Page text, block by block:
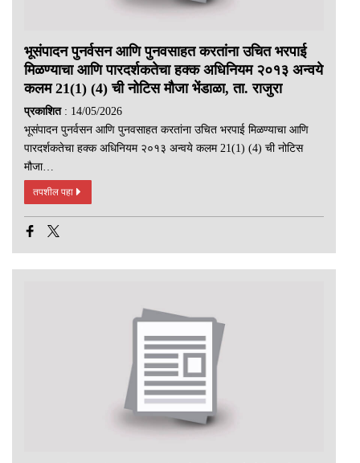
भूसंपादन पुनर्वसन आणि पुनवसाहत करतांना उचित भरपाई
मिळण्याचा आणि पारदर्शकतेचा हक्क अधिनियम २०१३ अन्वये
कलम 21(1) (4) ची नोटिस मौजा भेंडाळा, ता. राजुरा
प्रकाशित : 14/05/2026
भूसंपादन पुनर्वसन आणि पुनवसाहत करतांना उचित भरपाई मिळण्याचा आणि
पारदर्शकतेचा हक्क अधिनियम २०१३ अन्वये कलम 21(1) (4) ची नोटिस
मौजा…
तपशील पहा